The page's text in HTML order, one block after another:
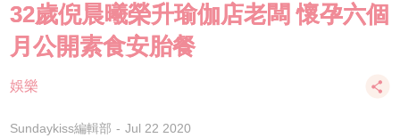
32歲倪晨曦榮升瑜伽店老闆 懷孕六個
月公開素食安胎餐
娛樂
Sundaykiss編輯部 Jul 22 2020